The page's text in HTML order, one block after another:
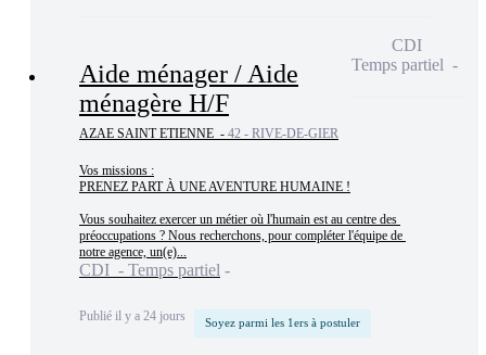
Aide ménager / Aide
ménagère H/F
AZAE SAINT ETIENNE - 42 - RIVE-DE-GIER
Vos missions :
PRENEZ PART À UNE AVENTURE HUMAINE !
Vous souhaitez exercer un métier où l'humain est au centre des
préoccupations ? Nous recherchons, pour compléter l'équipe de
notre agence, un(e)...
CDI - Temps partiel
Publié il y a 24 jours Soyez parmi les 1ers à postuler
CDI
Temps partiel